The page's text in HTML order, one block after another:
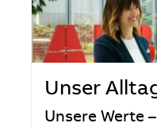
Unser
Unsere Werte